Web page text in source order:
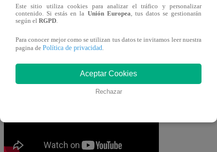
me termina de convencer del todo.
Esperaba un doradito más… Se ha
oscurecido mucho”. “Es el sillao”,
apuntó Bocchio.
Este sitio utiliza cookies para analizar el tráfico y personalizar
contenido. Si estás en la Unión Europea , tus datos se gestionarán
según el RGPD
Para conocer mejor como se utilizan tus datos te invitamos leer nuestra
pagina de Política de privacidad
Aceptar Cookies
Rechazar